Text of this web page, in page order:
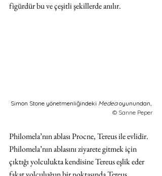
figürdür bu ve çeşitli şekillerde anılır.
Simon Stone yönetmenliğindeki Medea oyunundan,
© Sanne Peper
Philomela’nın ablası Procne, Tereus ile evlidir.
Philomela’nın ablasını ziyarete gitmek için
çıktığı yolculukta kendisine Tereus eşlik eder